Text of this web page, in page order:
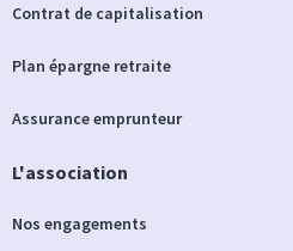
Contrat de capitalisation
Plan épargne retraite
Assurance emprunteur
L'association
Nos engagements